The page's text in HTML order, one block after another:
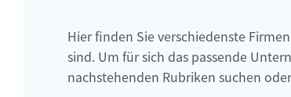
Hier finden Sie verschiedenste
sind. Um für sich das passende
nachstehenden Rubriken suchen